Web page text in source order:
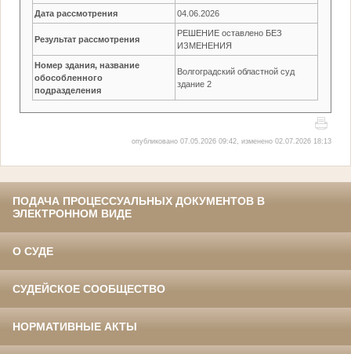
Дата рассмотрения 04.06.2026
Результат рассмотрения
РЕШЕНИЕ оставлено БЕЗ
ИЗМЕНЕНИЯ
Номер здания, название
обособленного
подразделения
Волгоградский областной суд
здание 2
опубликовано 07.05.2026 09:42, изменено 02.07.2026 18:13
ПОДАЧА ПРОЦЕССУАЛЬНЫХ ДОКУМЕНТОВ В
ЭЛЕКТРОННОМ ВИДЕ
О СУДЕ
СУДЕЙСКОЕ СООБЩЕСТВО
НОРМАТИВНЫЕ АКТЫ